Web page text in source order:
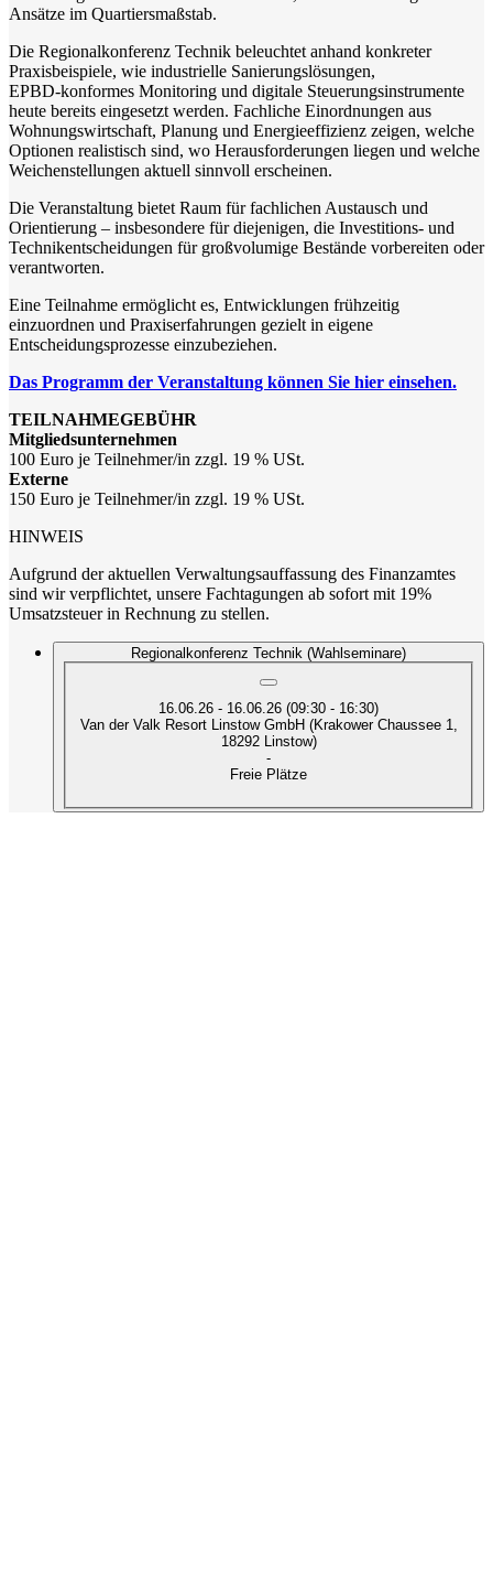
Ansätze im Quartiersmaßstab.
Die Regionalkonferenz Technik beleuchtet anhand konkreter
Praxisbeispiele, wie industrielle Sanierungslösungen,
EPBD‑konformes Monitoring und digitale Steuerungsinstrumente
heute bereits eingesetzt werden. Fachliche Einordnungen aus
Wohnungswirtschaft, Planung und Energieeffizienz zeigen, welche
Optionen realistisch sind, wo Herausforderungen liegen und welche
Weichenstellungen aktuell sinnvoll erscheinen.
Die Veranstaltung bietet Raum für fachlichen Austausch und
Orientierung – insbesondere für diejenigen, die Investitions‑ und
Technikentscheidungen für großvolumige Bestände vorbereiten oder
verantworten.
Eine Teilnahme ermöglicht es, Entwicklungen frühzeitig
einzuordnen und Praxiserfahrungen gezielt in eigene
Entscheidungsprozesse einzubeziehen.
Das Programm der Veranstaltung können Sie hier einsehen.
TEILNAHMEGEBÜHR
Mitgliedsunternehmen
100 Euro je Teilnehmer/in zzgl. 19 % USt.
Externe
150 Euro je Teilnehmer/in zzgl. 19 % USt.
HINWEIS
Aufgrund der aktuellen Verwaltungsauffassung des Finanzamtes
sind wir verpflichtet, unsere Fachtagungen ab sofort mit 19%
Umsatzsteuer in Rechnung zu stellen.
Regionalkonferenz Technik (Wahlseminare)
16.06.26 - 16.06.26 (09:30 - 16:30)
Van der Valk Resort Linstow GmbH (Krakower Chaussee 1,
18292 Linstow)
-
Freie Plätze